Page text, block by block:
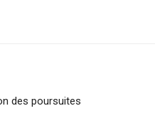
des poursuites